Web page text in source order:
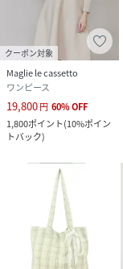
クーポン対象
Maglie le cassetto
ワンピース
19,800円 60%OFF
1,800ポイント(10%ポイン
トバック)